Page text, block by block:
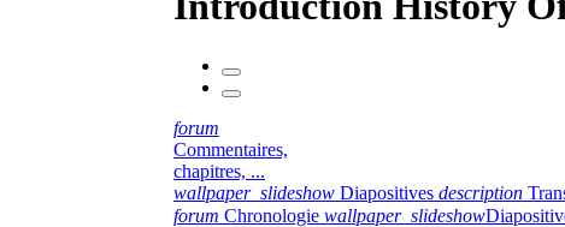
forum
Commentaires,
chapitres, ...
wallpaper_slideshow Diapositives description
forum Chronologie wallpaper_slideshow